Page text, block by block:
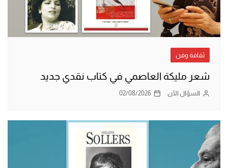
ثقافة وفن
شعر مليكة العاصمي في كتاب نقدي جديد
السؤال الآن 02/08/2026